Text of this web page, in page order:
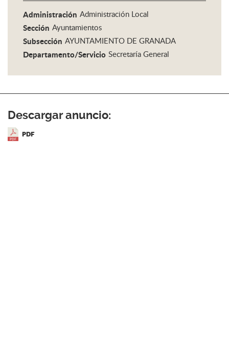
Administración Administración Local
Sección Ayuntamientos
Subsección AYUNTAMIENTO DE GRANADA
Departamento/Servicio Secretaría General
Descargar anuncio:
PDF